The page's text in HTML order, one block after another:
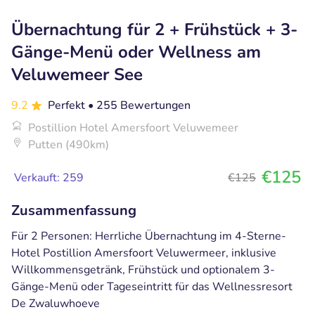
Übernachtung für 2 + Frühstück + 3-
Gänge-Menü oder Wellness am
Veluwemeer See
9.2 Perfekt • 255 Bewertungen
Postillion Hotel Amersfoort Veluwemeer
Putten (490km)
Verkauft: 259 €125 €125
Zusammenfassung
Für 2 Personen: Herrliche Übernachtung im 4-Sterne-
Hotel Postillion Amersfoort Veluwermeer, inklusive
Willkommensgetränk, Frühstück und optionalem 3-
Gänge-Menü oder Tageseintritt für das Wellnessresort
De Zwaluwhoeve